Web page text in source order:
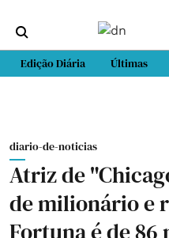
Edição Diária Últimas
diario-de-noticias
Atriz de
de milionário e
Fortuna é de 86